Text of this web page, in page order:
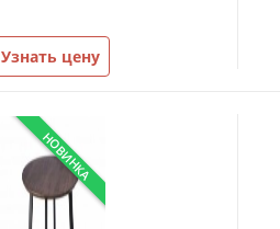
Узнать цену
НОВИНКА